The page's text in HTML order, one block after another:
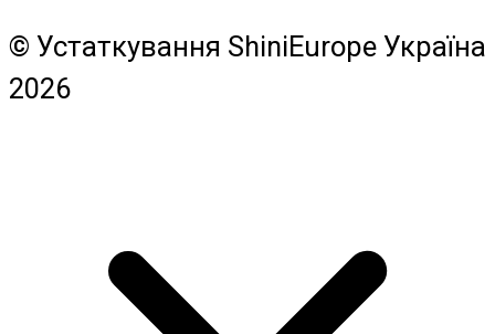
© Устаткування ShiniEurope Україна
2026